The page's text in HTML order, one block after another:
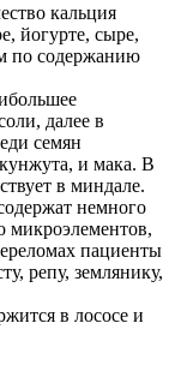
кальция
йогурте, сыре,
по содержанию
далее в
семян
и мака. В
в миндале.
немного
микроэлементов,
пациенты
репу, землянику,
в лососе и